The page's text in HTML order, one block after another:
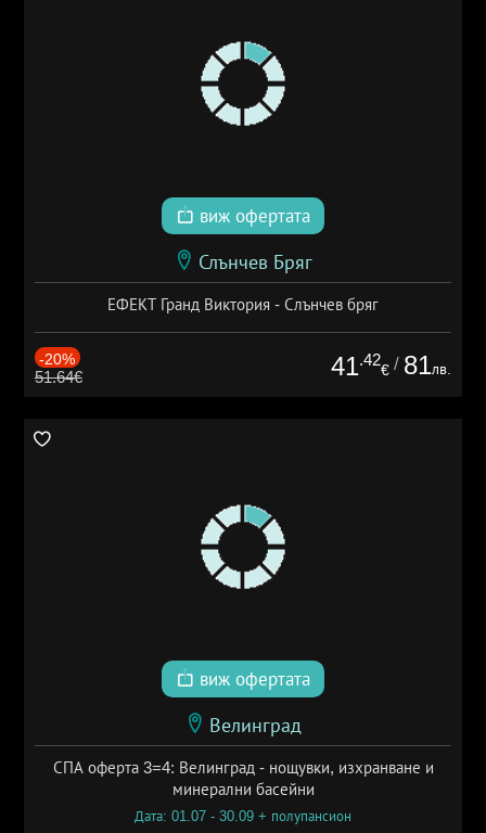
виж офертата
Слънчев Бряг
ЕФЕКТ Гранд Виктория - Слънчев бряг
-20%
51.64€ 41.42
€ / 81лв.
виж офертата
Велинград
СПА оферта 3=4: Велинград - нощувки, изхранване и
минерални басейни
Дата: 01.07 - 30.09 + полупансион